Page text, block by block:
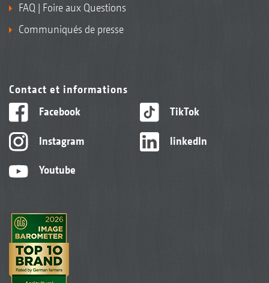
FAQ | Foire aux Questions
Communiqués de presse
Contact et informations
Facebook
Instagram
Youtube
TikTok
linkedIn